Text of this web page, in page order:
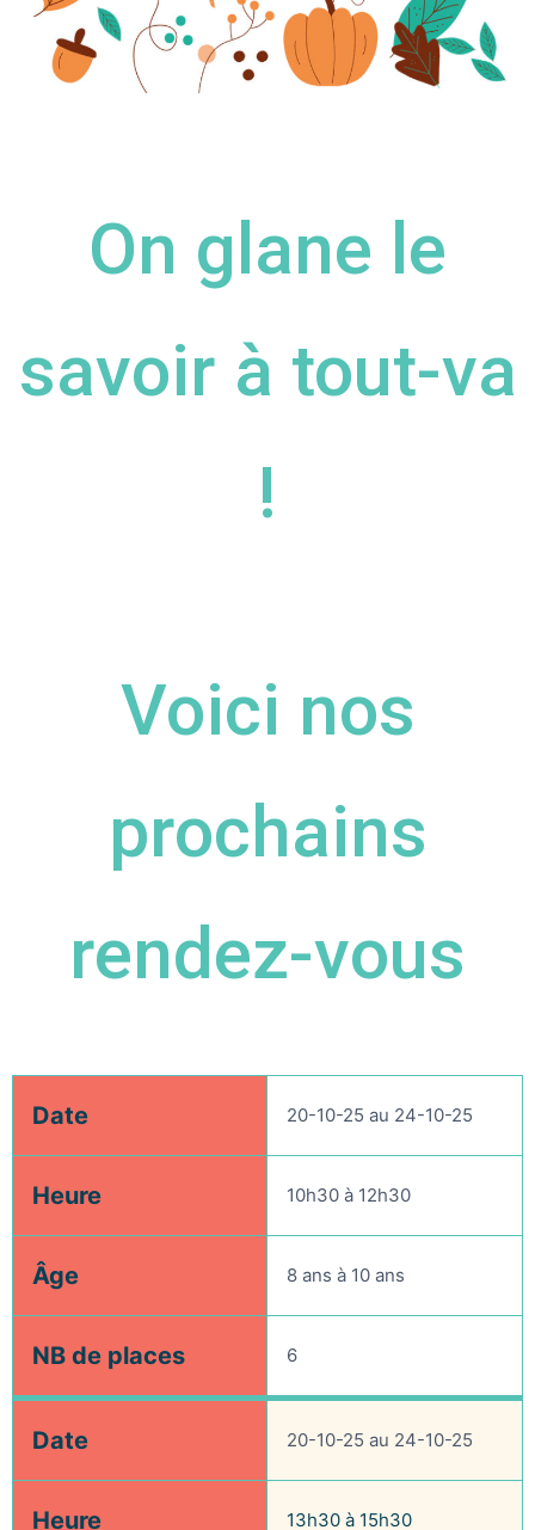
On glane le
savoir à tout-va
!
Voici nos
prochains
rendez-vous
Date Heure Âge
20-10-25 au 24-10-25 10h30 à 12h30
20-10-25 au 24-10-25
Date 20-10-25 au 24-10-25
Heure 10h30 à 12h30
Âge 8 ans à 10 ans
NB de places 6
Date 20-10-25 au 24-10-25
Heure 13h30 à 15h30